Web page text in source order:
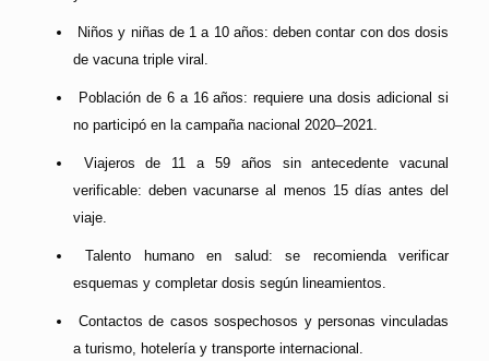
⁠ ⁠Niños y niñas de 1 a 10 años: deben contar con dos dosis
de vacuna triple viral.
⁠ ⁠Población de 6 a 16 años: requiere una dosis adicional si
no participó en la campaña nacional 2020–2021.
⁠ ⁠Viajeros de 11 a 59 años sin antecedente vacunal
verificable: deben vacunarse al menos 15 días antes del
viaje.
⁠ ⁠Talento humano en salud: se recomienda verificar
esquemas y completar dosis según lineamientos.
⁠ Contactos de casos sospechosos y personas vinculadas
a turismo, hotelería y transporte internacional.